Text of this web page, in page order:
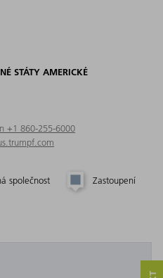
STÁTY AMERICKÉ
+1 860-255-6000
společnost Zastoupení